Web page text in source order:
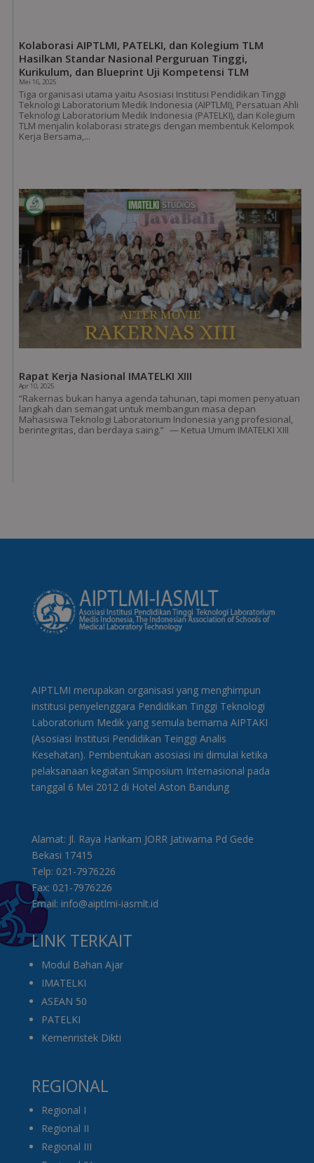
Kolaborasi AIPTLMI, PATELKI, dan Kolegium TLM
Hasilkan Standar Nasional Perguruan Tinggi,
Kurikulum, dan Blueprint Uji Kompetensi TLM
Mei 16, 2025
Tiga organisasi utama yaitu Asosiasi Institusi Pendidikan Tinggi
Teknologi Laboratorium Medik Indonesia (AIPTLMI), Persatuan Ahli
Teknologi Laboratorium Medik Indonesia (PATELKI), dan Kolegium
TLM menjalin kolaborasi strategis dengan membentuk Kelompok
Kerja Bersama,...
Rapat Kerja Nasional IMATELKI XIII
Apr 10, 2025
“Rakernas bukan hanya agenda tahunan, tapi momen penyatuan
langkah dan semangat untuk membangun masa depan
Mahasiswa Teknologi Laboratorium Indonesia yang profesional,
berintegritas, dan berdaya saing.” — Ketua Umum IMATELKI XIII
AIPTLMI merupakan organisasi yang menghimpun
institusi penyelenggara Pendidikan Tinggi Teknologi
Laboratorium Medik yang semula bernama AIPTAKI
(Asosiasi Institusi Pendidikan Teinggi Analis
Kesehatan). Pembentukan asosiasi ini dimulai ketika
pelaksanaan kegiatan Simposium Internasional pada
tanggal 6 Mei 2012 di Hotel Aston Bandung
Alamat: Jl. Raya Hankam JORR Jatiwarna Pd Gede
Bekasi 17415
Telp: 021-7976226
Fax: 021-7976226
Email: info@aiptlmi-iasmlt.id
LINK TERKAIT
Modul Bahan Ajar
IMATELKI
ASEAN 50
PATELKI
Kemenristek Dikti
REGIONAL
Regional I
Regional II
Regional III